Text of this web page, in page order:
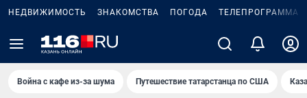
НЕДВИЖИМОСТЬ ЗНАКОМСТВА ПОГОДА ТЕЛЕПРОГРАММА
Война с кафе из-за шума Путешествие татарстанца по США